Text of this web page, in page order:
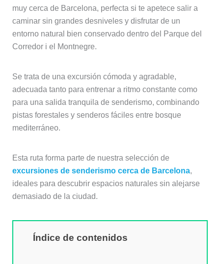
muy cerca de Barcelona, perfecta si te apetece salir a
caminar sin grandes desniveles y disfrutar de un
entorno natural bien conservado dentro del Parque del
Corredor i el Montnegre.
Se trata de una excursión cómoda y agradable,
adecuada tanto para entrenar a ritmo constante como
para una salida tranquila de senderismo, combinando
pistas forestales y senderos fáciles entre bosque
mediterráneo.
Esta ruta forma parte de nuestra selección de
excursiones de senderismo cerca de Barcelona,
ideales para descubrir espacios naturales sin alejarse
demasiado de la ciudad.
Índice de contenidos